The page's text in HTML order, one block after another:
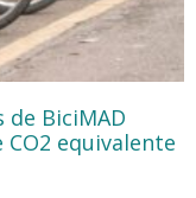
BiciMAD
equivalente